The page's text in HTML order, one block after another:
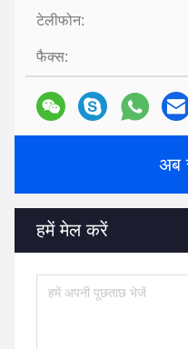
टेलीफोन:
फैक्स:
अब
हमें मेल करें